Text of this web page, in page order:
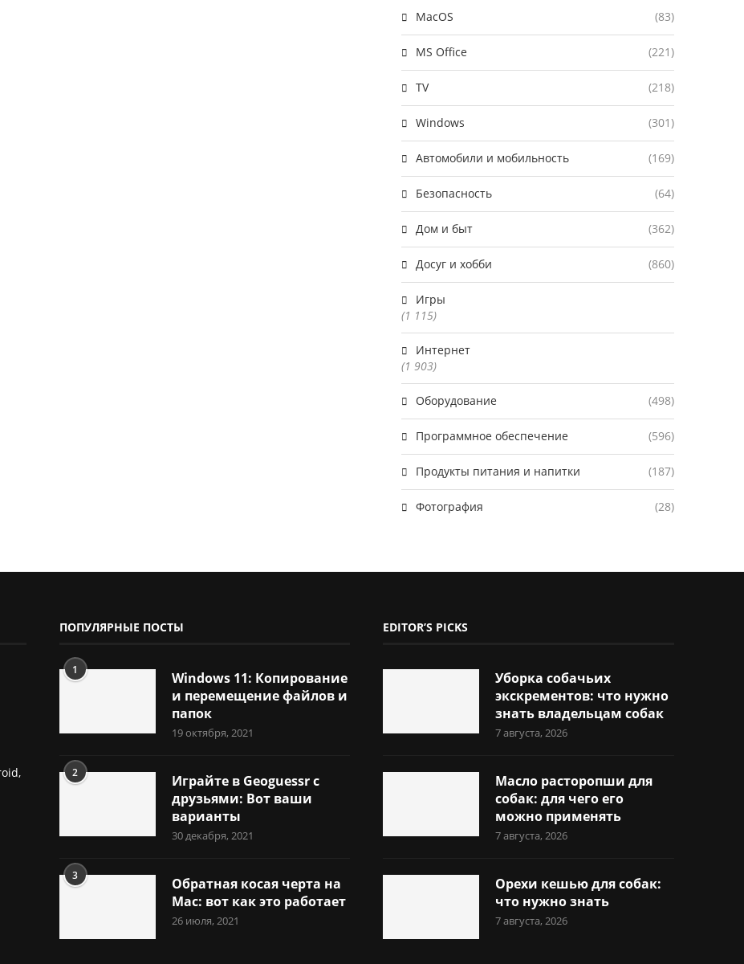
MacOS (83)
MS Office (221)
TV (218)
Windows (301)
Автомобили и мобильность (169)
Безопасность (64)
Дом и быт (362)
Досуг и хобби (860)
Игры
(1 115)
Интернет
(1 903)
Оборудование (498)
Программное обеспечение (596)
Продукты питания и напитки (187)
Фотография (28)
ПОПУЛЯРНЫЕ ПОСТЫ
1
Windows 11: Копирование
и перемещение файлов и
папок
19 октября, 2021
2
Играйте в Geoguessr с
друзьями: Вот ваши
варианты
30 декабря, 2021
3
Обратная косая черта на
Mac: вот как это работает
26 июля, 2021
EDITOR’S PICKS
Уборка собачьих
экскрементов: что нужно
знать владельцам собак
7 августа, 2026
Масло расторопши для
собак: для чего его
можно применять
7 августа, 2026
Орехи кешью для собак:
что нужно знать
7 августа, 2026